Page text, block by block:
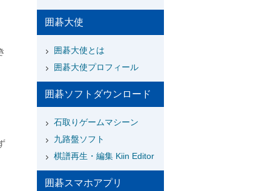
囲碁大使
囲碁大使とは
囲碁大使プロフィール
囲碁ソフトダウンロード
石取りゲームマシーン
九路盤ソフト
棋譜再生・編集 Kiin Editor
囲碁スマホアプリ